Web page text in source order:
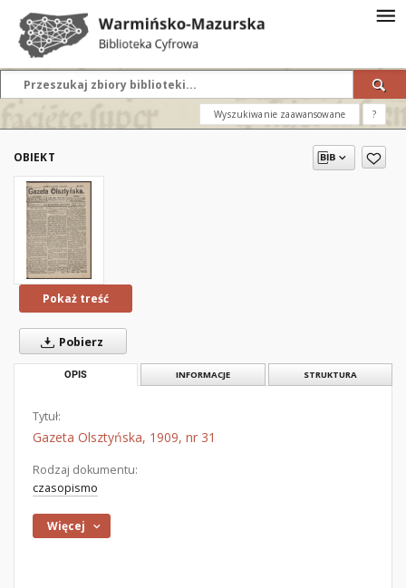
Wyszukiwanie zaawansowane ?
OBIEKT
Pokaż treść
Pobierz
OPIS INFORMACJE STRUKTURA
Tytuł:
Gazeta Olsztyńska, 1909, nr 31
Rodzaj dokumentu:
czasopismo
Więcej